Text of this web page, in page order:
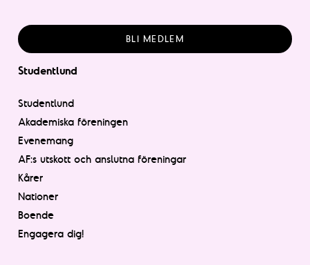
BLI MEDLEM
Studentlund
Studentlund
Akademiska föreningen
Evenemang
AF:s utskott och anslutna föreningar
Kårer
Nationer
Boende
Engagera dig!